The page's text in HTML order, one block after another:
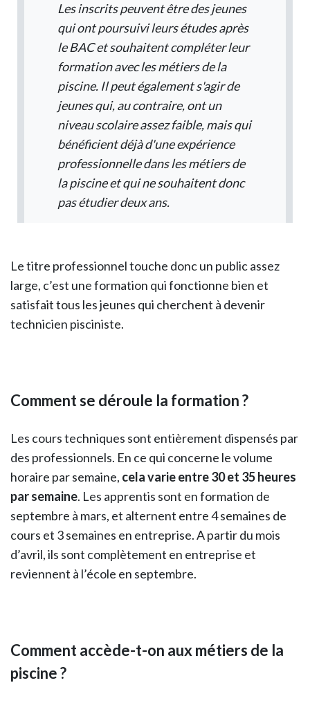
Les inscrits peuvent être des jeunes
qui ont poursuivi leurs études après
le BAC et souhaitent compléter leur
formation avec les métiers de la
piscine. Il peut également s'agir de
jeunes qui, au contraire, ont un
niveau scolaire assez faible, mais qui
bénéficient déjà d'une expérience
professionnelle dans les métiers de
la piscine et qui ne souhaitent donc
pas étudier deux ans.
Le titre professionnel touche donc un public assez
large, c’est une formation qui fonctionne bien et
satisfait tous les jeunes qui cherchent à devenir
technicien pisciniste.
Comment se déroule la formation ?
Les cours techniques sont entièrement dispensés par
des professionnels. En ce qui concerne le volume
horaire par semaine, cela varie entre 30 et 35 heures
par semaine. Les apprentis sont en formation de
septembre à mars, et alternent entre 4 semaines de
cours et 3 semaines en entreprise. A partir du mois
d’avril, ils sont complètement en entreprise et
reviennent à l’école en septembre.
Comment accède-t-on aux métiers de la
piscine ?